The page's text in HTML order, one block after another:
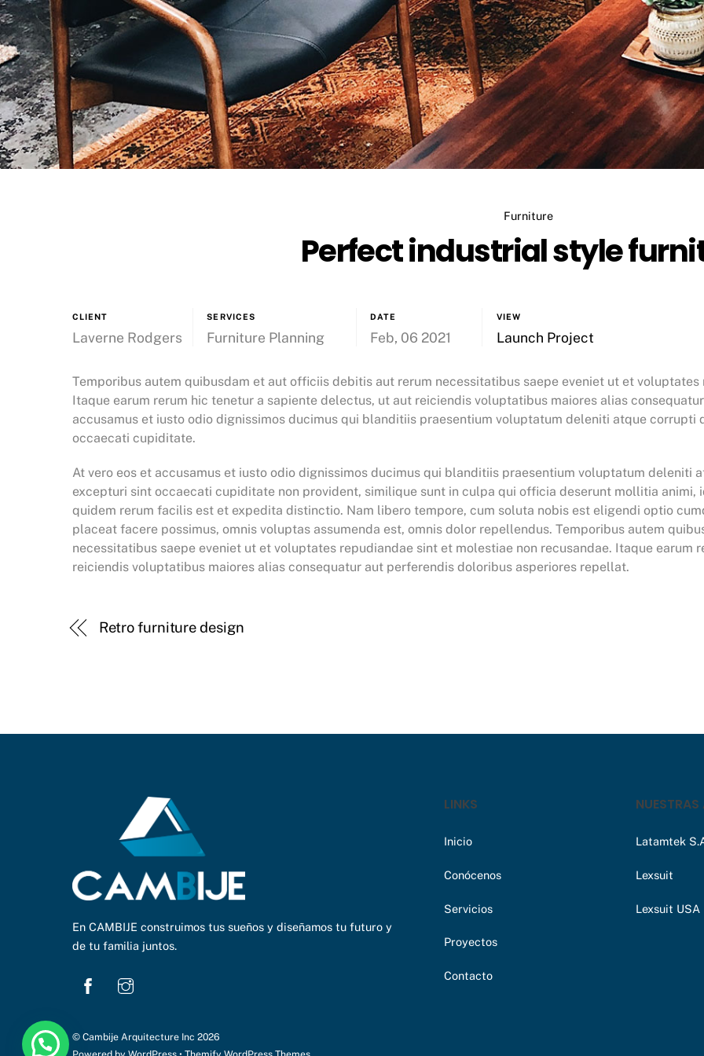
Furniture
Perfect industrial style
CLIENT
Laverne Rodgers
SERVICES
Furniture Planning
DATE
Feb, 06 2021
VIEW
Launch Project
Temporibus autem quibusdam et aut officiis debitis aut rerum necessitatibus saepe eveniet ut et
Itaque earum rerum hic tenetur a sapiente delectus, ut aut reiciendis voluptatibus maiores alias
accusamus et iusto odio dignissimos ducimus qui blanditiis praesentium voluptatum deleniti atque corrupti
occaecati cupiditate.
At vero eos et accusamus et iusto odio dignissimos ducimus qui blanditiis praesentium voluptatum deleniti
excepturi sint occaecati cupiditate non provident, similique sunt in culpa qui officia deserunt mollitia animi,
quidem rerum facilis est et expedita distinctio. Nam libero tempore, cum soluta nobis est eligendi optio
placeat facere possimus, omnis voluptas assumenda est, omnis dolor repellendus. Temporibus autem
necessitatibus saepe eveniet ut et voluptates repudiandae sint et molestiae non recusandae. Itaque earum
reiciendis voluptatibus maiores alias consequatur aut perferendis doloribus asperiores repellat.
Retro furniture design
En CAMBIJE construimos tus sueños y diseñamos tu futuro y
de tu familia juntos.
LINKS
Inicio
Conócenos
Servicios
Proyectos
Contacto
Latamtek
Lexsuit
Lexsuit USA
© Cambije Arquitecture Inc 2026